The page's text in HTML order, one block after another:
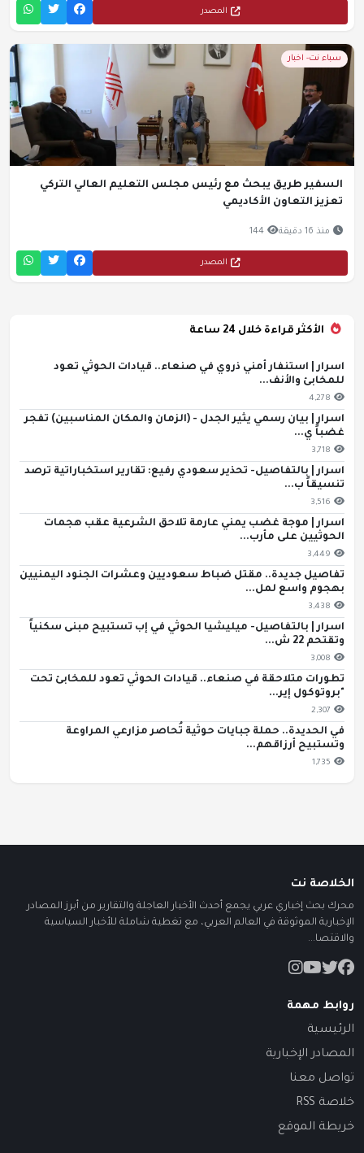
المصدر
سباء نت- اخبار
السفير طريق يبحث مع رئيس مجلس التعليم العالي التركي
تعزيز التعاون الأكاديمي
منذ 16 دقيقة 144
المصدر
الأكثر قراءة خلال 24 ساعة
اسرار | استنفار أمني ذروي في صنعاء.. قيادات الحوثي تعود
للمخابئ والأنف...
4,278
اسرار | بيان رسمي يثير الجدل - (الزمان والمكان المناسبين) تفجر
غضباً ي...
3,718
اسرار | بالتفاصيل- تحذير سعودي رفيع: تقارير استخباراتية ترصد
تنسيقاً ب...
3,516
اسرار | موجة غضب يمني عارمة تلاحق الشرعية عقب هجمات
الحوثيين على مأرب...
3,449
تفاصيل جديدة.. مقتل ضباط سعوديين وعشرات الجنود اليمنيين
بهجوم واسع لمل...
3,438
اسرار | بالتفاصيل- ميليشيا الحوثي في إب تستبيح مبنى سكنياً
وتقتحم 22 ش...
3,008
تطورات متلاحقة في صنعاء.. قيادات الحوثي تعود للمخابئ تحت
"بروتوكول إير...
2,307
في الحديدة.. حملة جبايات حوثية تُحاصر مزارعي المراوعة
وتستبيح أرزاقهم...
1,735
الخلاصة نت
محرك بحث إخباري عربي يجمع أحدث الأخبار العاجلة والتقارير من أبرز المصادر
الإخبارية الموثوقة في العالم العربي، مع تغطية شاملة للأخبار السياسية
والاقتصا...
روابط مهمة
الرئيسية
المصادر الإخبارية
تواصل معنا
خلاصة RSS
خريطة الموقع